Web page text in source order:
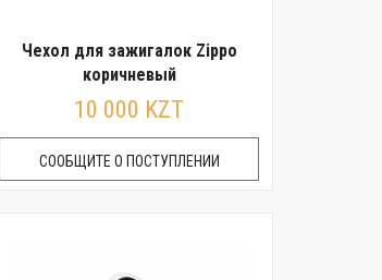
Чехол для зажигалок Zippo
коричневый
10 000 KZT
СООБЩИТЕ О ПОСТУПЛЕНИИ